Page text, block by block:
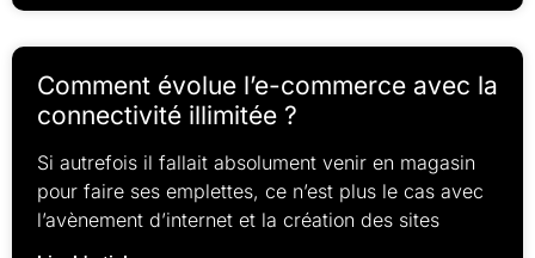
Comment évolue l’e-commerce avec la
connectivité illimitée ?
Si autrefois il fallait absolument venir en magasin
pour faire ses emplettes, ce n’est plus le cas avec
l’avènement d’internet et la création des sites